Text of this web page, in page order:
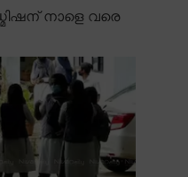
നാളെ വരെ